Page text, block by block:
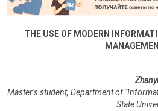
THE USE OF MODERN
Master’s student, Department of
State